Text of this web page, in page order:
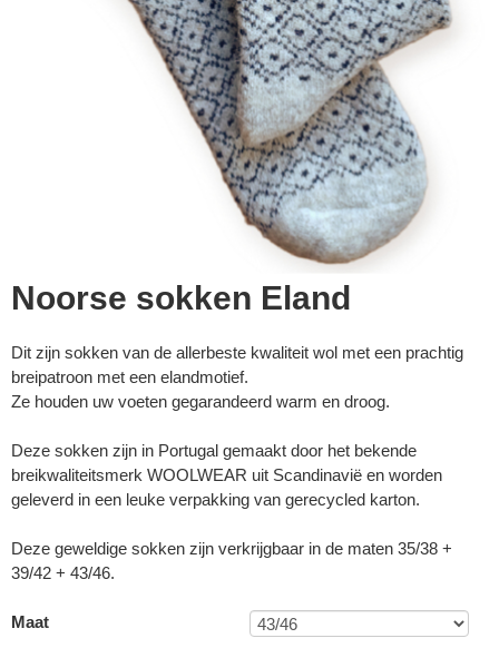
Noorse sokken Eland
Dit zijn sokken van de allerbeste kwaliteit wol met een prachtig
breipatroon met een elandmotief.
Ze houden uw voeten gegarandeerd warm en droog.
Deze sokken zijn in Portugal gemaakt door het bekende
breikwaliteitsmerk WOOLWEAR uit Scandinavië en worden
geleverd in een leuke verpakking van gerecycled karton.
Deze geweldige sokken zijn verkrijgbaar in de maten 35/38 +
39/42 + 43/46.
Maat